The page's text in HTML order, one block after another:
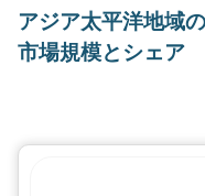
アジア太平洋地域
市場規模とシェア